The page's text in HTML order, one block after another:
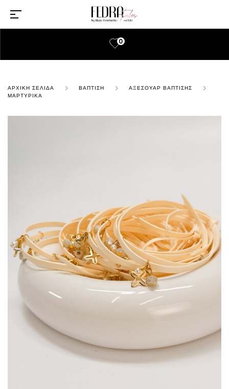
0
ΑΡΧΙΚΉ ΣΕΛΊΔΑ ΒΆΠΤΙΣΗ
ΑΞΕΣΟΥΆΡ ΒΆΠΤΙΣΗΣ
ΜΑΡΤΥΡΙΚΆ